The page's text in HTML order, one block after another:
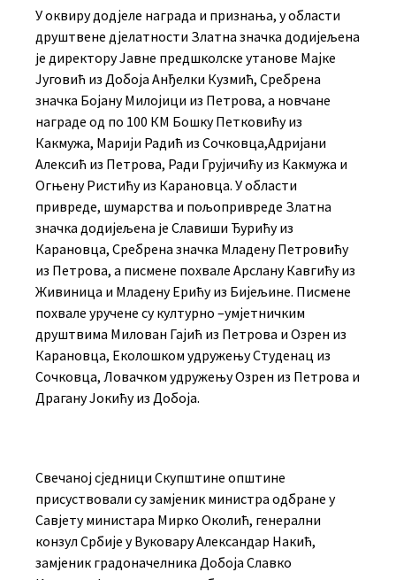
У оквиру додјеле награда и признања, у области
друштвене дјелатности Златна значка додијељена
je директору Јавне предшколске утанове Мајке
Југовић из Добоја Анђелки Кузмић, Сребрена
значка Бојану Милојици из Петрова, а новчане
награде од по 100 КМ Бошку Петковићу из
Какмужа, Марији Радић из Сочковца,Адријани
Алексић из Петрова, Ради Грујичићу из Какмужа и
Огњену Ристићу из Карановца. У области
привреде, шумарства и пољопривреде Златна
значка додијељена je Славиши Ђурићу из
Карановца, Сребрена значка Младену Петровићу
из Петрова, а писмене похвале Арслану Кавгићу из
Живиница и Младену Ерићу из Бијељине. Писмене
похвале уручене су културно –умјетничким
друштвима Милован Гајић из Петрова и Озрен из
Карановца, Еколошком удружењу Студенац из
Сочковца, Ловачком удружењу Озрен из Петрова и
Драгану Јокићу из Добоја.
Свечаној сједници Скупштине општине
присуствовали су замјеник министра одбране у
Савјету министара Мирко Околић, генерални
конзул Србије у Вуковару Александар Накић,
замјеник градоначелника Добоја Славко